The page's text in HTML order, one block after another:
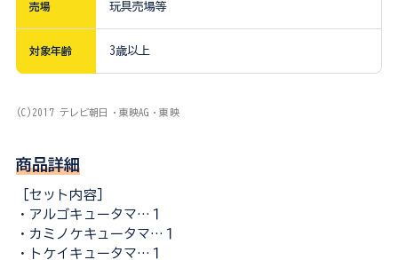
売場 玩具売場等
対象年齢 3歳以上
(C)2017 テレビ朝日・東映AG・東映
商品詳細
［セット内容］
・アルゴキュータマ…１
・カミノケキュータマ…１
・トケイキュータマ…１